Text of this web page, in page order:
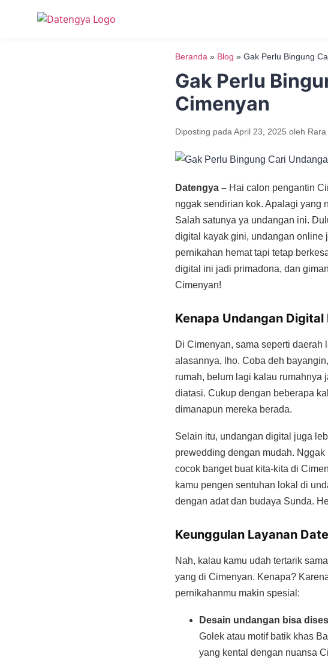
Beranda » Blog » Gak Perlu Bingung
Gak Perlu
Cimenyan
Diposting pada April 23, 2025 oleh
Datengya – Hai calon pengantin
nggak sendirian kok. Apalagi yang
Salah satunya ya undangan ini.
digital kayak gini, undangan online
pernikahan hemat tapi tetap
digital ini jadi primadona, dan
Cimenyan!
Kenapa Undangan
Di Cimenyan, sama seperti
alasannya, lho. Coba deh
rumah, belum lagi kalau rumahnya
diatasi. Cukup dengan beberapa
dimanapun mereka berada.
Selain itu, undangan digital juga
prewedding dengan mudah.
cocok banget buat kita-kita di
kamu pengen sentuhan lokal di
dengan adat dan budaya Sunda.
Keunggulan Layanan
Nah, kalau kamu udah tertarik
yang di Cimenyan. Kenapa?
pernikahanmu makin spesial:
Desain undangan bisa
Golek atau motif batik khas
yang kental dengan nuansa